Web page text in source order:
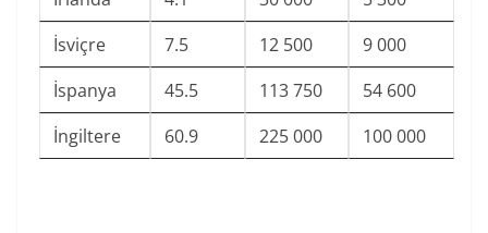
İsviçre
7.5 12 500
9 000
İspanya
45.5 113 750
54 600
İngiltere
60.9 225 000 100 000